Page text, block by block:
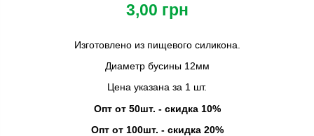
3,00 грн
Изготовлено из пищевого силикона.
Диаметр бусины 12мм
Цена указана за 1 шт.
Опт от 50шт. - скидка 10%
Опт от 100шт. - скидка 20%